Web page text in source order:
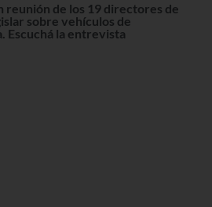
reunión de los 19 directores de
sobre vehículos de
Escuchá la entrevista